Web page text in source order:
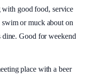
good food, service
or muck about on
dine. Good for weekend
place with a beer